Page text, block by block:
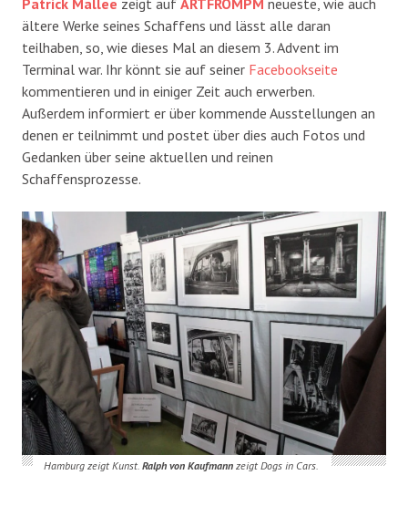
Patrick Mallee zeigt auf ARTFROMPM neueste, wie auch
ältere Werke seines Schaffens und lässt alle daran
teilhaben, so, wie dieses Mal an diesem 3. Advent im
Terminal war. Ihr könnt sie auf seiner Facebookseite
kommentieren und in einiger Zeit auch erwerben.
Außerdem informiert er über kommende Ausstellungen an
denen er teilnimmt und postet über dies auch Fotos und
Gedanken über seine aktuellen und reinen
Schaffensprozesse.
Hamburg zeigt Kunst. Ralph von Kaufmannzeigt Dogs in Cars.